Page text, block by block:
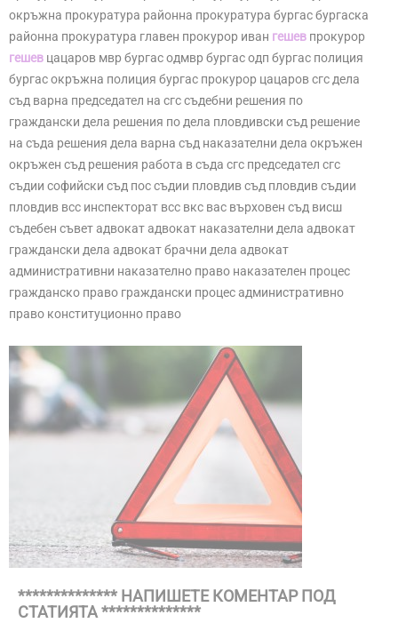
окръжна прокуратура районна прокуратура бургас бургаска
районна прокуратура главен прокурор иван гешев прокурор
гешев цацаров мвр бургас одмвр бургас одп бургас полиция
бургас окръжна полиция бургас прокурор цацаров сгс дела
съд варна председател на сгс съдебни решения по
граждански дела решения по дела пловдивски съд решение
на съда решения дела варна съд наказателни дела окръжен
окръжен съд решения работа в съда сгс председател сгс
съдии софийски съд пос съдии пловдив съд пловдив съдии
пловдив всс инспекторат всс вкс вас върховен съд висш
съдебен съвет адвокат адвокат наказателни дела адвокат
граждански дела адвокат брачни дела адвокат
административни наказателно право наказателен процес
гражданско право граждански процес административно
право конституционно право
************** НАПИШЕТЕ КОМЕНТАР ПОД
СТАТИЯТА **************